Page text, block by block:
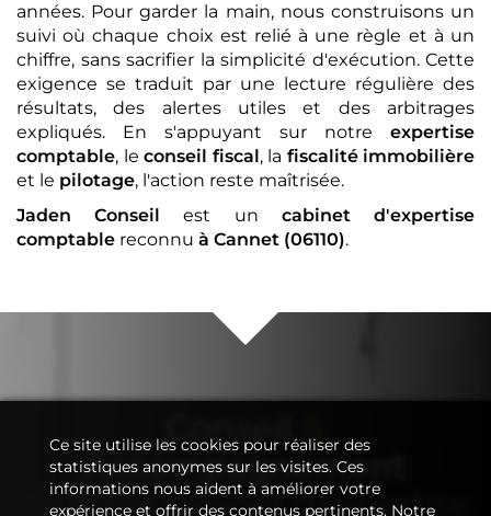
années. Pour garder la main, nous construisons un
suivi où chaque choix est relié à une règle et à un
chiffre, sans sacrifier la simplicité d'exécution. Cette
exigence se traduit par une lecture régulière des
résultats, des alertes utiles et des arbitrages
expliqués. En s'appuyant sur notre expertise
comptable, le conseil fiscal, la fiscalité immobilière
et le pilotage, l'action reste maîtrisée.
Jaden Conseil
est un cabinet d'expertise
comptable reconnu à Cannet (06110).
Conseil &
Accompagnement
de votrecabinet d'expertise
Ce site utilise les cookies pour réaliser des
statistiques anonymes sur les visites. Ces
informations nous aident à améliorer votre
expérience et offrir des contenus pertinents. Notre